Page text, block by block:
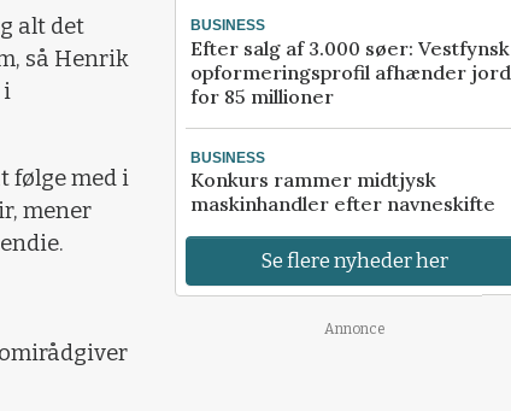
alt det
så Henrik
i
følge med i
mener
BUSINESS
Efter salg af 3.000 søer: Vestfynsk
opformeringsprofil afhænder jord
for 85 millioner
BUSINESS
Konkurs rammer midtjysk
maskinhandler efter navneskifte
Se flere nyheder her
Annonce